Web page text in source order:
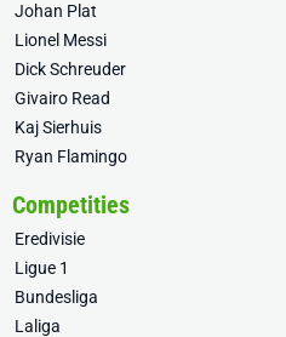
Johan Plat
Lionel Messi
Dick Schreuder
Givairo Read
Kaj Sierhuis
Ryan Flamingo
Competities
Eredivisie
Ligue 1
Bundesliga
Laliga